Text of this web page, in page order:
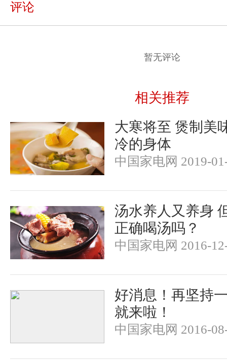
评论
暂无评论
相关推荐
大寒将至 煲制美
冷的身体
中国家电网 2019-
汤水养人又养身
正确喝汤吗？
中国家电网 2016-
好消息！再坚持
就来啦！
中国家电网 2016-